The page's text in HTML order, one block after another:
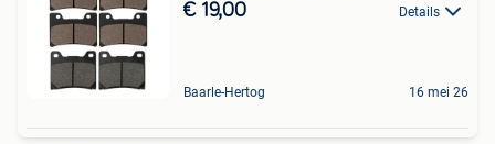
€ 19,00 Details
Baarle-Hertog 16 mei 26